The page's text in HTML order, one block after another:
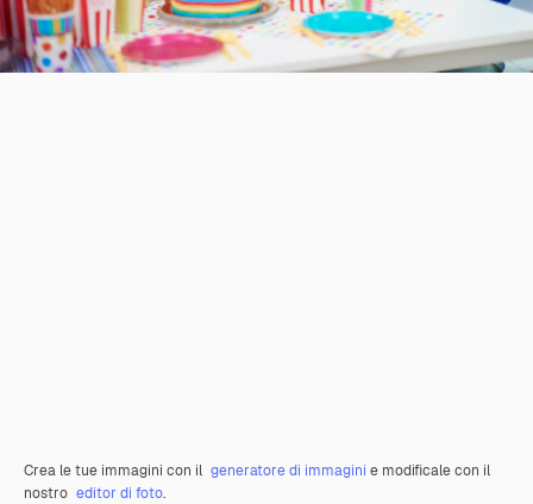
Crea le tue immagini con il generatore di immagini e modificale con il
nostro editor di foto.